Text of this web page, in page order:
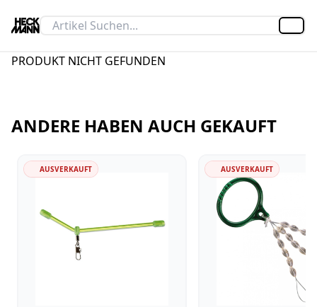
PRODUKT NICHT GEFUNDEN
ANDERE HABEN AUCH GEKAUFT
AUSVERKAUFT AUSVERKAUFT